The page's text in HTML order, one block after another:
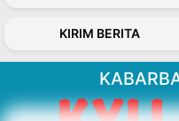
KIRIM BERITA